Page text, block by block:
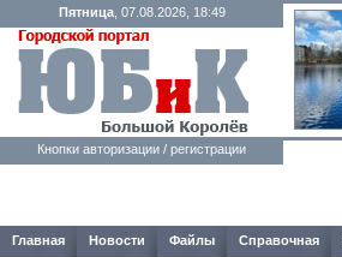
Пятница, 07.08.2026, 18:49
Кнопки авторизации / регистрации
Главная Новости Файлы Справочная